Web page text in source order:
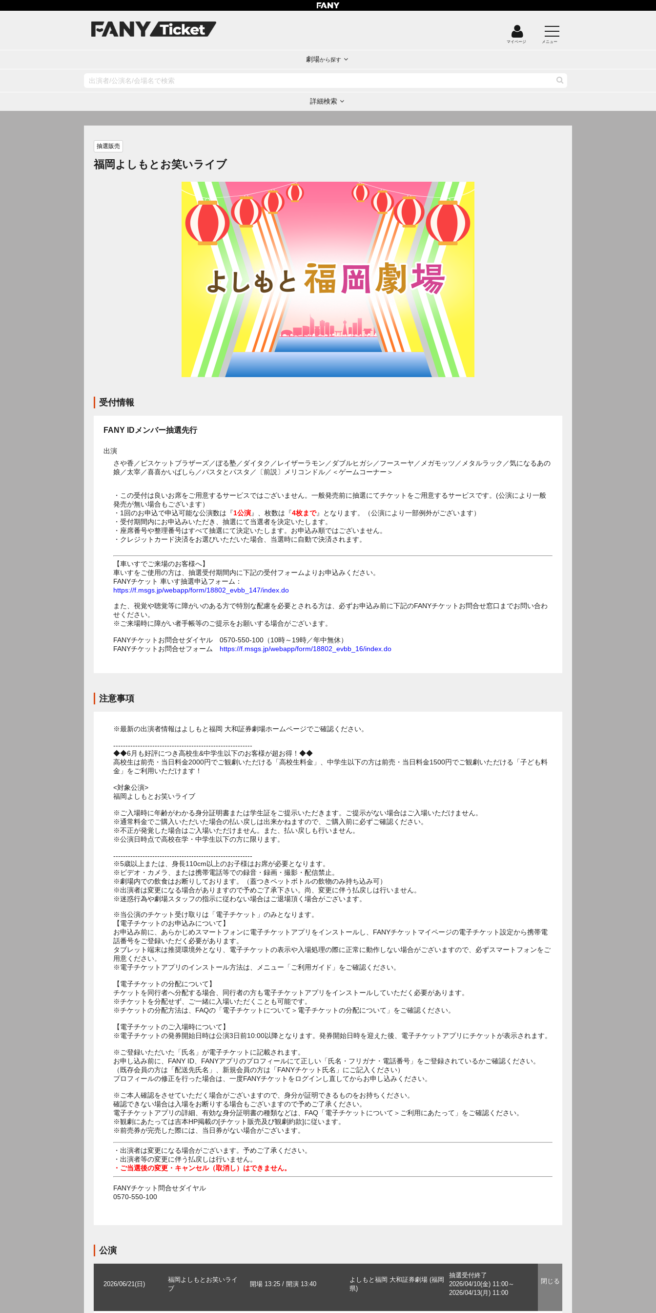
マイページ メニュー
劇場から探す
詳細検索
抽選販売
福岡よしもとお笑いライブ
受付情報
FANY IDメンバー抽選先行
出演
さや香／ビスケットブラザーズ／ぼる塾／ダイタク／レイザーラモン／ダブルヒガシ／フースーヤ／メガモッツ／メタルラック／気になるあの
娘／太宰／喜喜かいばしら／パスタとパスタ／〔前説〕メリコンドル／＜ゲームコーナー＞
・この受付は良いお席をご用意するサービスではございません。一般発売前に抽選にてチケットをご用意するサービスです。(公演により一般
発売が無い場合もございます）
・1回のお申込で申込可能な公演数は『1公演』、枚数は『4枚まで』となります。（公演により一部例外がございます）
・受付期間内にお申込みいただき、抽選にて当選者を決定いたします。
・座席番号や整理番号はすべて抽選にて決定いたします。お申込み順ではございません。
・クレジットカード決済をお選びいただいた場合、当選時に自動で決済されます。
【車いすでご来場のお客様へ】
車いすをご使用の方は、抽選受付期間内に下記の受付フォームよりお申込みください。
FANYチケット 車いす抽選申込フォーム：
https://f.msgs.jp/webapp/form/18802_evbb_147/index.do
また、視覚や聴覚等に障がいのある方で特別な配慮を必要とされる方は、必ずお申込み前に下記のFANYチケットお問合せ窓口までお問い合わ
せください。
※ご来場時に障がい者手帳等のご提示をお願いする場合がございます。
FANYチケットお問合せダイヤル 0570-550-100（10時～19時／年中無休）
FANYチケットお問合せフォーム https://f.msgs.jp/webapp/form/18802_evbb_16/index.do
注意事項
※最新の出演者情報はよしもと福岡 大和証券劇場ホームページでご確認ください。
---------------------------------------------------------
◆◆6月も好評につき高校生&中学生以下のお客様が超お得！◆◆
高校生は前売・当日料金2000円でご観劇いただける「高校生料金」、中学生以下の方は前売・当日料金1500円でご観劇いただける「子ども料
金」をご利用いただけます！
<対象公演>
福岡よしもとお笑いライブ
※ご入場時に年齢がわかる身分証明書または学生証をご提示いただきます。ご提示がない場合はご入場いただけません。
※通常料金でご購入いただいた場合の払い戻しは出来かねますので、ご購入前に必ずご確認ください。
※不正が発覚した場合はご入場いただけません。また、払い戻しも行いません。
※公演日時点で高校在学・中学生以下の方に限ります。
---------------------------------------------------------
※5歳以上または、身長110cm以上のお子様はお席が必要となります。
※ビデオ・カメラ、または携帯電話等での録音・録画・撮影・配信禁止。
※劇場内での飲食はお断りしております。（蓋つきペットボトルの飲物のみ持ち込み可）
※出演者は変更になる場合がありますので予めご了承下さい。尚、変更に伴う払戻しは行いません。
※当公演のチケット受け取りは「電子チケット」のみとなります。
【電子チケットのお申込みについて】
お申込み前に、あらかじめスマートフォンに電子チケットアプリをインストールし、FANYチケットマイページの電子チケット設定から携帯電
話番号をご登録いただく必要があります。
タブレット端末は推奨環境外となり、電子チケットの表示や入場処理の際に正常に動作しない場合がございますので、必ずスマートフォンをご
用意ください。
※電子チケットアプリのインストール方法は、メニュー「ご利用ガイド」をご確認ください。
【電子チケットの分配について】
チケットを同行者へ分配する場合、同行者の方も電子チケットアプリをインストールしていただく必要があります。
※チケットを分配せず、ご一緒に入場いただくことも可能です。
※チケットの分配方法は、FAQの「電子チケットについて＞電子チケットの分配について」をご確認ください。
【電子チケットのご入場時について】
※電子チケットの発券開始日時は公演3日前10:00以降となります。発券開始日時を迎えた後、電子チケットアプリにチケットが表示されます。
※ご登録いただいた「氏名」が電子チケットに記載されます。
お申し込み前に、FANY ID、FANYアプリのプロフィールにて正しい「氏名・フリガナ・電話番号」をご登録されているかご確認ください。
（既存会員の方は「配送先氏名」、新規会員の方は「FANYチケット氏名」にご記入ください）
プロフィールの修正を行った場合は、一度FANYチケットをログインし直してからお申し込みください。
※ご本人確認をさせていただく場合がございますので、身分が証明できるものをお持ちください。
確認できない場合は入場をお断りする場合もございますので予めご了承ください。
電子チケットアプリの詳細、有効な身分証明書の種類などは、FAQ「電子チケットについて＞ご利用にあたって」をご確認ください。
※観劇にあたっては吉本HP掲載の[チケット販売及び観劇約款]に従います。
※前売券が完売した際には、当日券がない場合がございます。
・出演者は変更になる場合がございます。予めご了承ください。
・出演者等の変更に伴う払戻しは行いません。
・ご当選後の変更・キャンセル（取消し）はできません。
FANYチケット問合せダイヤル
0570-550-100
公演
2026/06/21(日)
福岡よしもとお笑いライ
ブ
開場 13:25 / 開演 13:40
よしもと福岡 大和証券劇場 (福岡
県)
抽選受付終了
2026/04/10(金) 11:00～
2026/04/13(月) 11:00